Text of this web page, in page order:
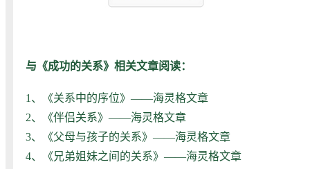
与《成功的关系》相关文章阅读：
1、
《关系中的序位》——海灵格文章
2、
《伴侣关系》——海灵格文章
3、
《父母与孩子的关系》——海灵格文章
4、
《兄弟姐妹之间的关系》——海灵格文章